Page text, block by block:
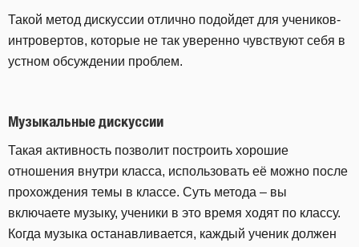
Такой метод дискуссии отлично подойдет для учеников-
интровертов, которые не так уверенно чувствуют себя в
устном обсуждении проблем.
Музыкальные дискуссии
Такая активность позволит построить хорошие
отношения внутри класса, использовать её можно после
прохождения темы в классе. Суть метода – вы
включаете музыку, ученики в это время ходят по классу.
Когда музыка останавливается, каждый ученик должен